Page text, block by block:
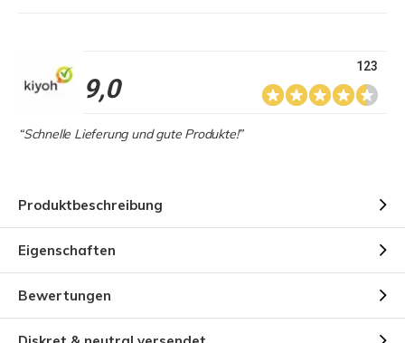
9,0
123
“Schnelle Lieferung und gute Produkte!”
Produktbeschreibung
Eigenschaften
Bewertungen